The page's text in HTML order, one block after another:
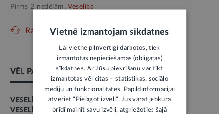
Pirms 2 nedēļām, Veselība
Rādīt vēl
VĒL PAR ŠO TĒMU
VESELĪBAS APRŪPE
VESELĪBA
Vietnē izmantojam sīkdatnes
Lai vietne pilnvērtīgi darbotos, tiek
izmantotas nepieciešamās (obligātās)
sīkdatnes. Ar Jūsu piekrišanu var tikt
izmantotas vēl citas – statistikas, sociālo
mediju un funkcionalitātes. Papildinformācijai
atveriet "Pielāgot izvēli". Jūs varat jebkurā
brīdī mainīt savu izvēli, atgriežoties šajā